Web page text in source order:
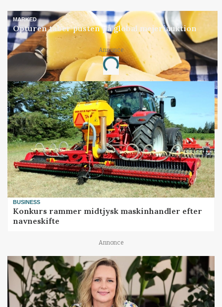
MARKED
Opturen taber pusten på global mejeriauktion
Annonce
Loading...
BUSINESS
Konkurs rammer midtjysk maskinhandler efter
navneskifte
Annonce